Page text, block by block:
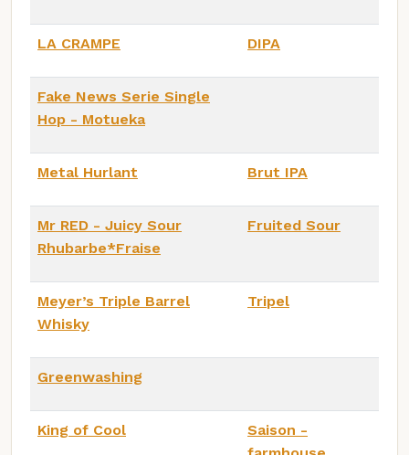
LA CRAMPE DIPA
Fake News Serie Single
Hop - Motueka
Metal Hurlant Brut IPA
Mr RED - Juicy Sour
Rhubarbe*Fraise
Fruited Sour
Meyer’s Triple Barrel
Whisky
Tripel
Greenwashing
King of Cool
Saison -